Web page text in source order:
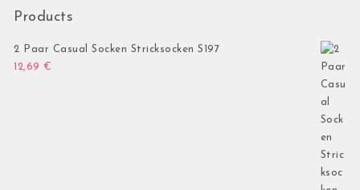
Products
2 Paar Casual Socken Stricksocken S197
12,69 €